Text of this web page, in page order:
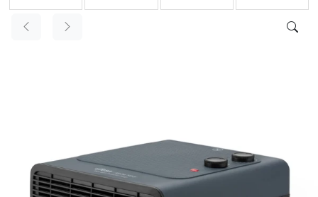
AUDIO,
VIDEO
MOBILNI I